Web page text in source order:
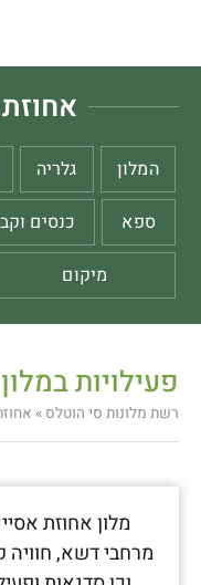
המלון גלריה
ספא
כנסים
מיקום
פעילויות
רשת מלונות סי הוטלס »
מלון אחוזת
מרחבי דשא,